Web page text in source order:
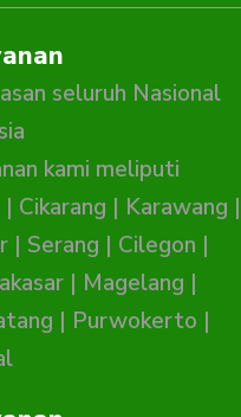
seluruh Nasional
kami meliputi
| Cikarang | Karawang |
| Serang | Cilegon |
| Magelang |
| Purwokerto |